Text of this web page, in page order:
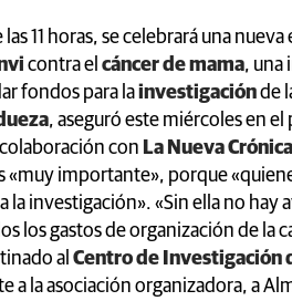
11 horas, se celebrará una
contra el cáncer de mama, una
fondos para lainvestigaciónde
, aseguró este miércoles en el
con La Nueva Crónica
«muy importante», porque
la investigación». «Sin ella no hay
los gastos de organización de la
al Centro de Investigación
a la asociación organizadora, a